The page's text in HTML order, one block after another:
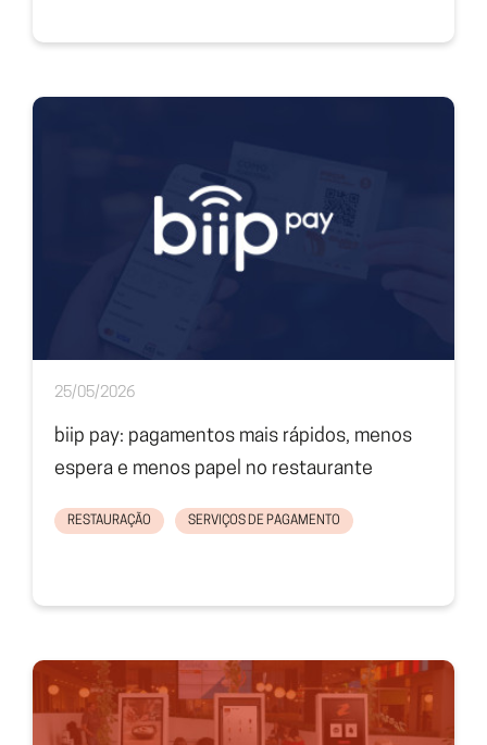
25/05/2026
biip pay: pagamentos mais rápidos, menos
espera e menos papel no restaurante
RESTAURAÇÃO SERVIÇOS DE PAGAMENTO